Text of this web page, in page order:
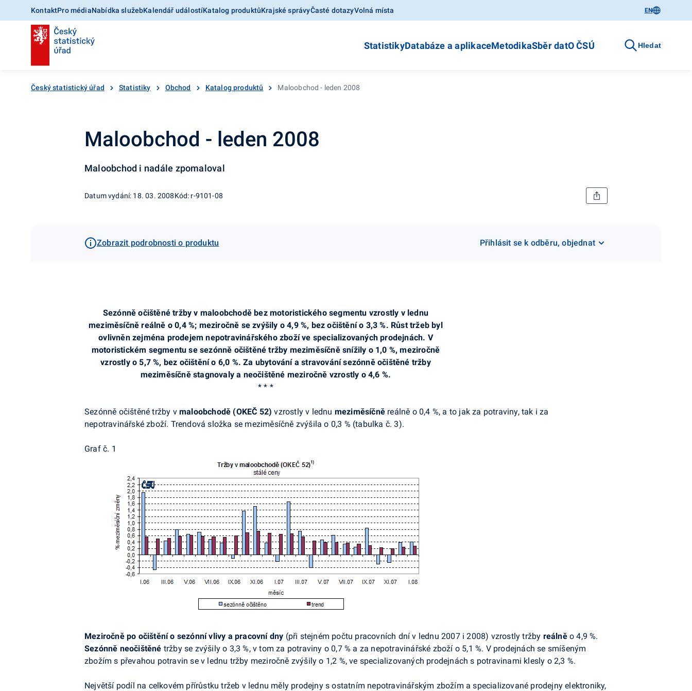
KontaktPro médiaNabídka služebKalendář událostíKatalog produktůKrajské správyČasté dotazyVolná místa EN
StatistikyDatabáze a aplikaceMetodikaSběr datO ČSÚ Hledat
Český statistický úřad Statistiky Obchod Katalog produktů Maloobchod - leden 2008
Maloobchod - leden 2008
Maloobchod i nadále zpomaloval
Datum vydání: 18. 03. 2008Kód: r-9101-08
Zobrazit podrobnosti o produktu Přihlásit se k odběru, objednat
Sezónně očištěné tržby v maloobchodě bez motoristického segmentu vzrostly v lednu
meziměsíčně reálně o 0,4 %; meziročně se zvýšily o 4,9 %, bez očištění o 3,3 %. Růst tržeb byl
ovlivněn zejména prodejem nepotravinářského zboží ve specializovaných prodejnách. V
motoristickém segmentu se sezónně očištěné tržby meziměsíčně snížily o 1,0 %, meziročně
vzrostly o 5,7 %, bez očištění o 6,0 %. Za ubytování a stravování sezónně očištěné tržby
meziměsíčně stagnovaly a neočištěné meziročně vzrostly o 4,6 %.
* * *
Sezónně očištěné tržby vmaloobchodě (OKEČ 52)vzrostly v lednu meziměsíčně reálně o 0,4 %, a to jak za potraviny, tak i za
nepotravinářské zboží. Trendová složka se meziměsíčně zvýšila o 0,3 % (tabulka č. 3).
Graf č. 1
Meziročně po očištění o sezónní vlivy a pracovní dny (při stejném počtu pracovních dní v lednu 2007 i 2008) vzrostly tržby reálněo 4,9 %.
Sezónně neočištěné tržby se zvýšily o 3,3 %, v tom za potraviny o 0,7 % a za nepotravinářské zboží o 5,1 %. V prodejnách se smíšeným
zbožím s převahou potravin se v lednu tržby meziročně zvýšily o 1,2 %, ve specializovaných prodejnách s potravinami klesly o 2,3 %.
Největší podíl na celkovém přírůstku tržeb v lednu měly prodejny s ostatním nepotravinářským zbožím a specializované prodejny elektroniky,